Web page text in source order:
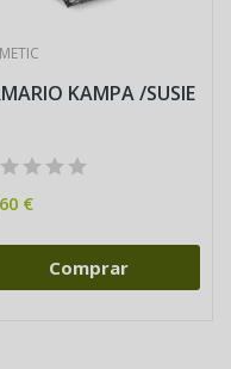
KAMPA /SUSIE
€
Comprar